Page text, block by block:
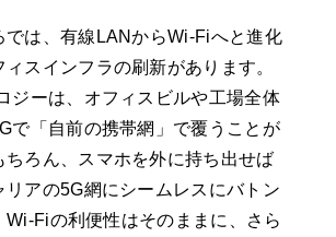
では、有線LANからWi-Fiへと進化
ィスインフラの刷新があります。
ジーは、オフィスビルや工場全体
で「自前の携帯網」で覆うことが
ちろん、スマホを外に持ち出せば
リアの5G網にシームレスにバトン
Wi-Fiの利便性はそのままに、さら